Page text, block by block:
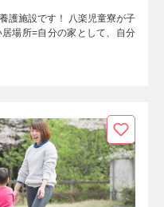
護施設です！ 八楽児童寮が子
場所=自分の家として、自分